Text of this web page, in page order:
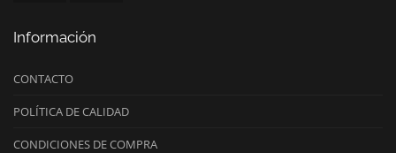
Información
CONTACTO
POLÍTICA DE CALIDAD
CONDICIONES DE COMPRA